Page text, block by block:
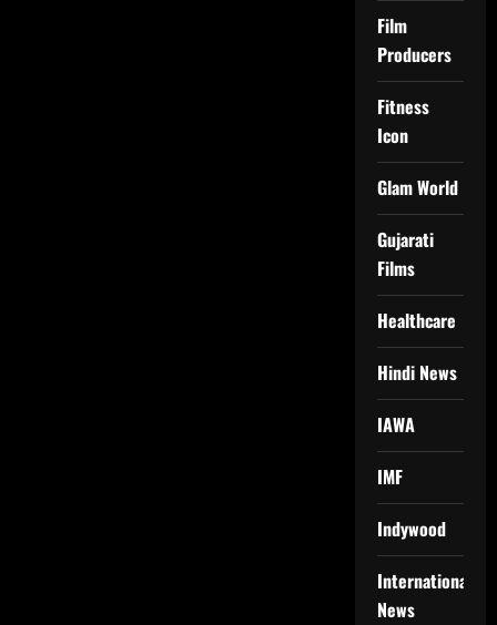
Film
Producers
Fitness
Icon
Glam World
Gujarati
Films
Healthcare
Hindi News
IAWA
IMF
Indywood
International
News